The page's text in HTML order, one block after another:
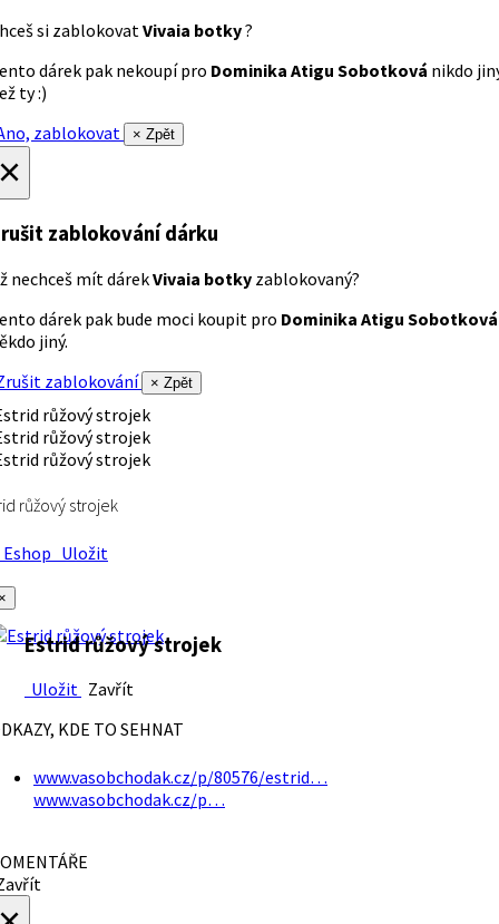
si zablokovatVivaia botky?
dárek pak nekoupí pro Dominika Atigu Sobotková nikdo
ty :)
zablokovat
× Zpět
zablokování dárku
nechceš mít dárekVivaia botky zablokovaný?
dárek pak bude moci koupit pro Dominika Atigu Sobotková
jiný.
zablokování
× Zpět
růžový strojek
Uložit
Estrid růžový strojek
Uložit Zavřít
KDE TO SEHNAT
www.vasobchodak.cz/p/80576/estrid…
www.vasobchodak.cz/p…